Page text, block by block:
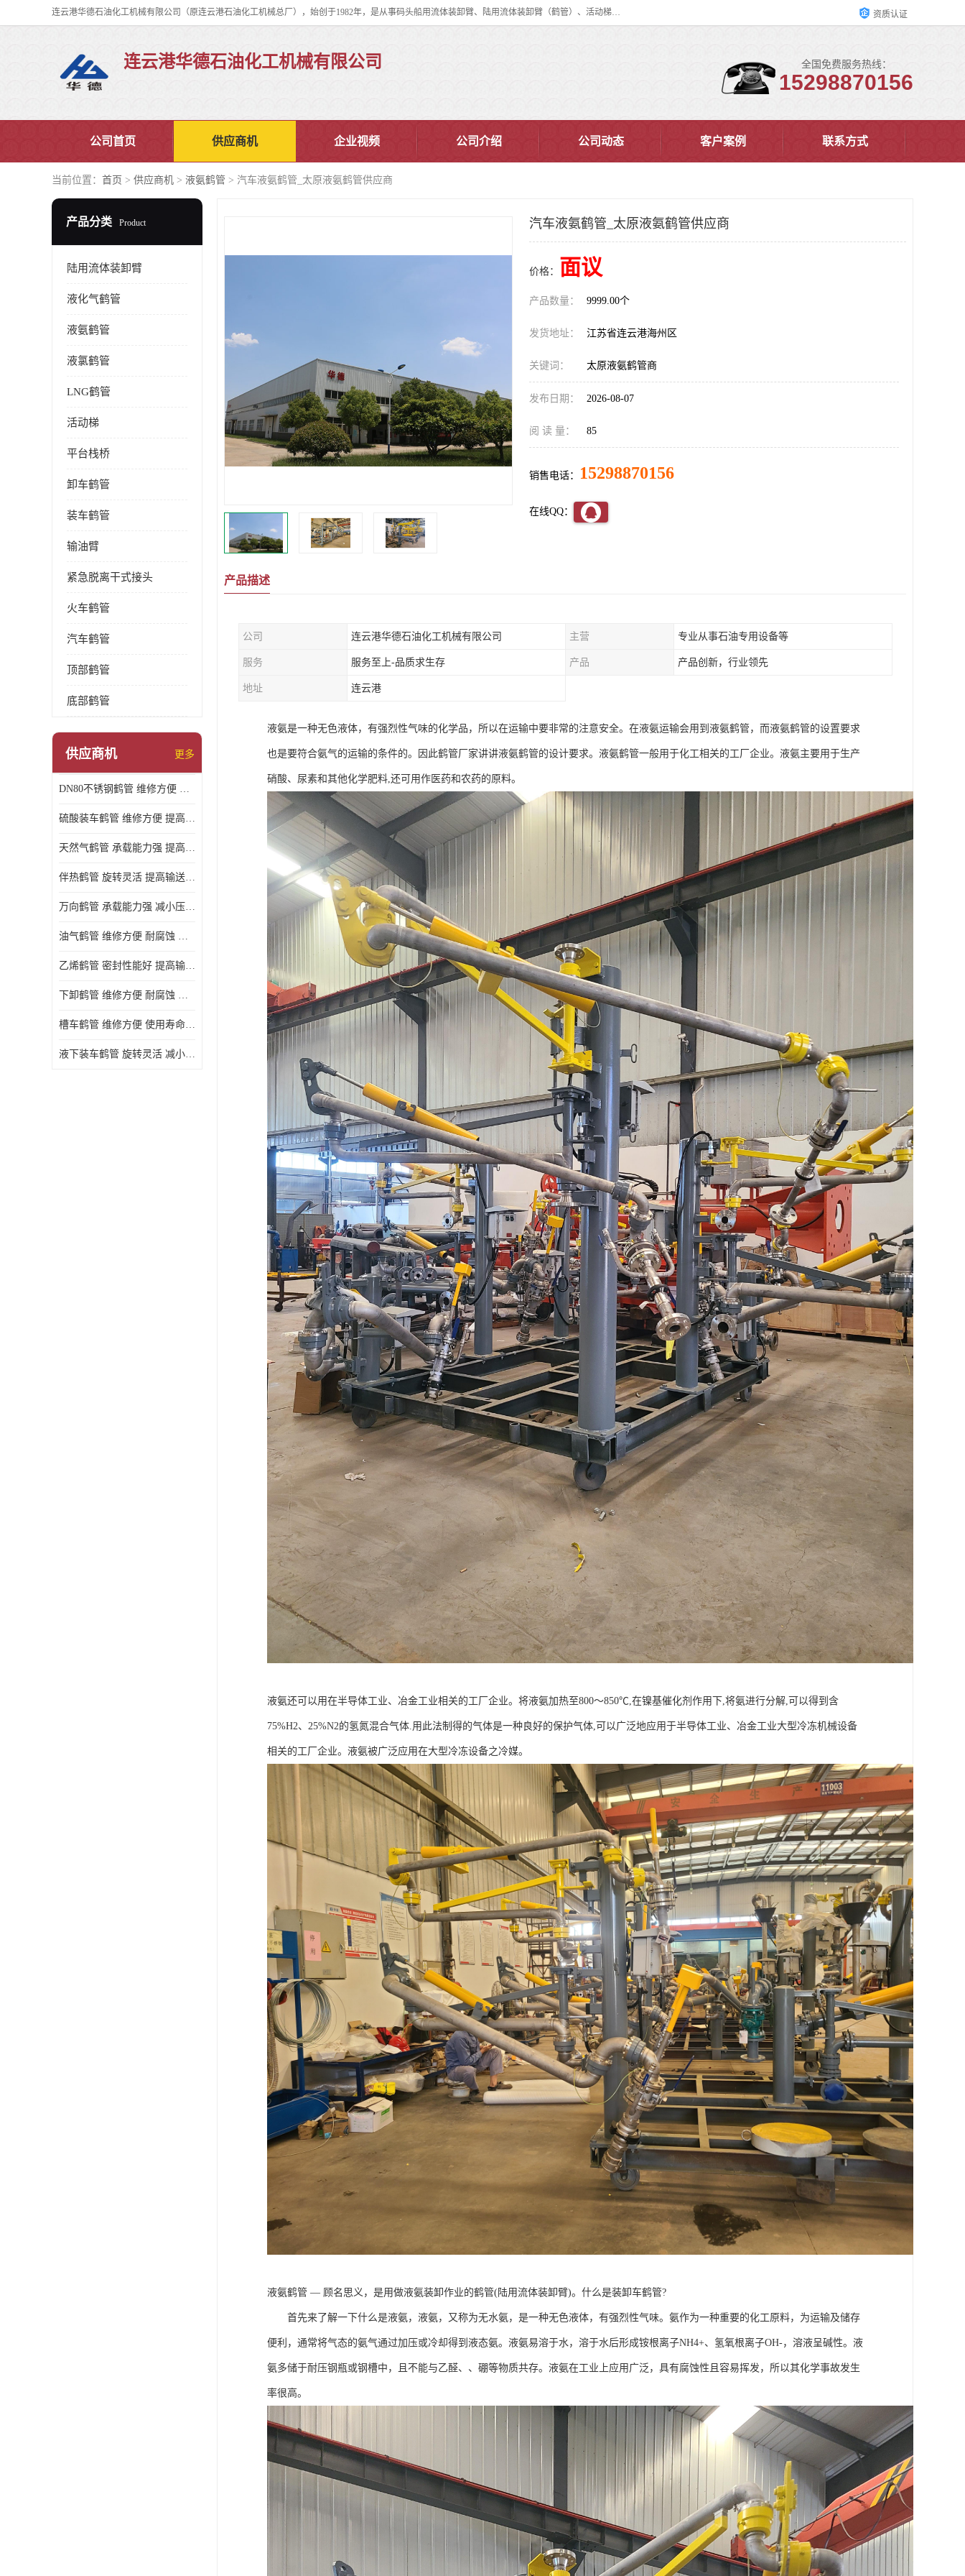
连云港华德石油化工机械有限公司（原连云港石油化工机械总厂），始创于1982年，是从事码头船用流体装卸臂、陆用流体装卸臂（鹤管）、活动梯、钢构平台、定量装车系统等全系列流体装卸设备的设计、制造、销售以及服务的专业供应商。 资质认证
连云港华德石油化工机械有限公司 全国免费服务热线：
15298870156
公司首页 供应商机 企业视频 公司介绍 公司动态 客户案例 联系方式
当前位置： 首页 > 供应商机 > 液氨鹤管 > 汽车液氨鹤管_太原液氨鹤管供应商
产品分类 Product
陆用流体装卸臂
液化气鹤管
液氨鹤管
液氯鹤管
LNG鹤管
活动梯
平台栈桥
卸车鹤管
装车鹤管
输油臂
紧急脱离干式接头
火车鹤管
汽车鹤管
顶部鹤管
底部鹤管
供应商机 更多
DN80不锈钢鹤管 维修方便 提高输送效率
硫酸装车鹤管 维修方便 提高输送效率
天然气鹤管 承载能力强 提高输送效率
伴热鹤管 旋转灵活 提高输送效率
万向鹤管 承载能力强 减小压力损失
油气鹤管 维修方便 耐腐蚀 耐高温
乙烯鹤管 密封性能好 提高输送效率
下卸鹤管 维修方便 耐腐蚀 耐高温
槽车鹤管 维修方便 使用寿命较长
液下装车鹤管 旋转灵活 减小压力损失
汽车液氨鹤管_太原液氨鹤管供应商
价格： 面议
产品数量： 9999.00个
发货地址： 江苏省连云港海州区
关键词： 太原液氨鹤管商
发布日期： 2026-08-07
阅 读 量： 85
销售电话： 15298870156
在线QQ：
产品描述
公司 连云港华德石油化工机械有限公司 主营 专业从事石油专用设备等
服务 服务至上-品质求生存 产品 产品创新，行业领先
地址 连云港
液氨是一种无色液体，有强烈性气味的化学品，所以在运输中要非常的注意安全。在液氨运输会用到液氨鹤管，而液氨鹤管的设置要求
也是要符合氨气的运输的条件的。因此鹤管厂家讲讲液氨鹤管的设计要求。液氨鹤管一般用于化工相关的工厂企业。液氨主要用于生产
硝酸、尿素和其他化学肥料,还可用作医药和农药的原料。
液氨还可以用在半导体工业、冶金工业相关的工厂企业。将液氨加热至800～850℃,在镍基催化剂作用下,将氨进行分解,可以得到含
75%H2、25%N2的氢氮混合气体.用此法制得的气体是一种良好的保护气体,可以广泛地应用于半导体工业、冶金工业大型冷冻机械设备
相关的工厂企业。液氨被广泛应用在大型冷冻设备之冷媒。
液氨鹤管 — 顾名思义，是用做液氨装卸作业的鹤管(陆用流体装卸臂)。什么是装卸车鹤管?
首先来了解一下什么是液氨，液氨，又称为无水氨，是一种无色液体，有强烈性气味。氨作为一种重要的化工原料，为运输及储存
便利，通常将气态的氨气通过加压或冷却得到液态氨。液氨易溶于水，溶于水后形成铵根离子NH4+、氢氧根离子OH-，溶液呈碱性。液
氨多储于耐压钢瓶或钢槽中，且不能与乙醛、、硼等物质共存。液氨在工业上应用广泛，具有腐蚀性且容易挥发，所以其化学事故发生
率很高。